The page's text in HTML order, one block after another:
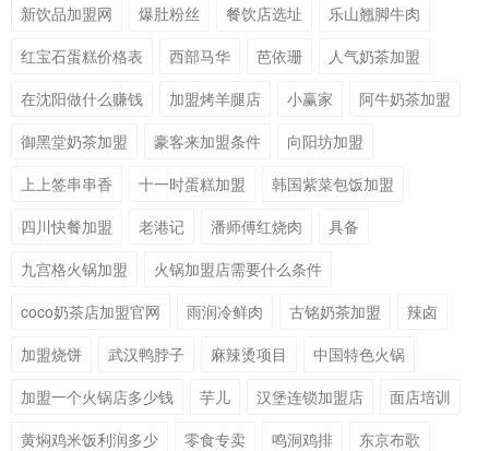
新饮品加盟网
爆肚粉丝 餐饮店选址
乐山翘脚牛肉
红宝石蛋糕价格表
西部马华 芭依珊
人气奶茶加盟
在沈阳做什么赚钱
加盟烤羊腿店 小赢家
阿牛奶茶加盟
御黑堂奶茶加盟
豪客来加盟条件
向阳坊加盟
上上签串串香
十一时蛋糕加盟
韩国紫菜包饭加盟
四川快餐加盟
老港记 潘师傅红烧肉
具备
九宫格火锅加盟
火锅加盟店需要什么条件
coco奶茶店加盟官网
雨润冷鲜肉 古铭奶茶加盟
辣卤
加盟烧饼
武汉鸭脖子 麻辣烫项目
中国特色火锅
加盟一个火锅店多少钱
芋儿 汉堡连锁加盟店
面店培训
黄焖鸡米饭利润多少
零食专卖 鸣洞鸡排
东京布歌